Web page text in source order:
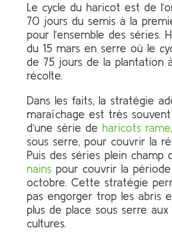
Le cycle du haricot est de
70 jours du semis à la
pour l’ensemble des séries.
du 15 mars en serre où le
de 75 jours de la plantation
récolte.
Dans les faits, la stratégie
maraîchage est très souvent
d’une série de haricots rame,
sous serre, pour couvrir la
Puis des séries plein champ
nainspour couvrir la
octobre. Cette stratégie
pas engorger trop les abris
plus de place sous serre
cultures.